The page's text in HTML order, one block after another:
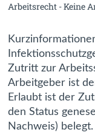
Arbeitsrecht -Keine
Zutritt zur
Arbeitgeber ist
Erlaubt ist der
den Status
Nachweis)